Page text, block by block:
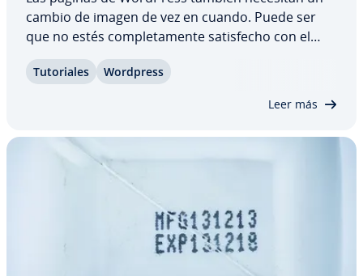
cambio de imagen de vez en cuando. Puede ser
que no estés co­m­ple­ta­me­n­te sa­ti­s­fe­cho con el
diferente, o que el nombre del dominio no se
Tu­to­ria­les Wordpress
Leer más